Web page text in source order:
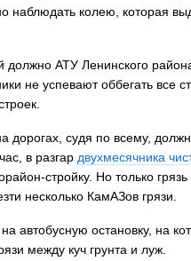
наблюдать колею, которая
должно АТУ Ленинского
не успевают оббегать все
дорогах, судя по всему,
в разгар двухмесячника
стройку. Но только
несколько КамАЗов грязи.
автобусную остановку, на
между куч грунта и луж.